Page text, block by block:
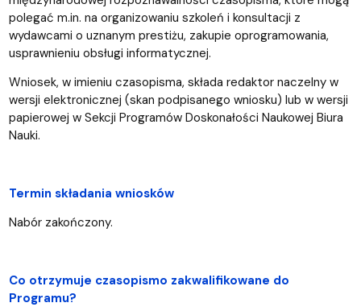
polegać m.in. na organizowaniu szkoleń i konsultacji z
wydawcami o uznanym prestiżu, zakupie oprogramowania,
usprawnieniu obsługi informatycznej.
Wniosek, w imieniu czasopisma, składa redaktor naczelny w
wersji elektronicznej (skan podpisanego wniosku) lub w wersji
papierowej w Sekcji Programów Doskonałości Naukowej Biura
Nauki.
Termin składania wniosków
Nabór zakończony.
Co otrzymuje czasopismo zakwalifikowane do
Programu?